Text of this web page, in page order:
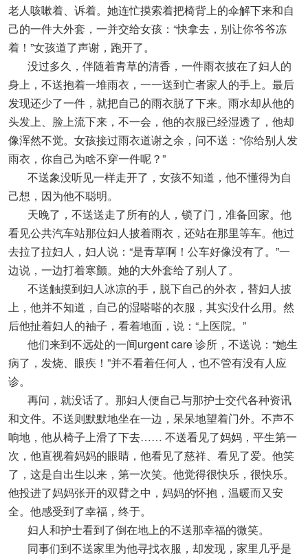
老人咳嗽着、诉着。她连忙摸索着把椅背上的伞解下来和自
己的一件大外套，一并交给女孩：“快拿去，别让你爷爷冻
着！”女孩道了声谢，跑开了。
没过多久，伴随着青草的清香，一件雨衣披在了妇人的
身上，不送抱着一堆雨衣，一一送到亡者家人的手上。最后
发现还少了一件，就把自己的雨衣脱了下来。雨水却从他的
头发上、脸上流下来，不一会，他的衣服已经湿透了，他却
像浑然不觉。女孩接过雨衣道谢之余，问不送：“你给别人发
雨衣，你自己为啥不穿一件呢？”
不送象没听见一样走开了，女孩不知道，他不懂得为自
己想，因为他不聪明。
天晚了，不送送走了所有的人，锁了门，准备回家。他
看见公共汽车站那位妇人披着雨衣，还站在那里等车。他过
去拉了拉妇人，妇人说：“是青草啊！公车好像没有了。”一
边说，一边打着寒颤。她的大外套给了别人了。
不送触摸到妇人冰凉的手，脱下自己的外衣，替妇人披
上，他并不知道，自己的湿嗒嗒的衣服，其实没什么用。然
后他扯着妇人的袖子，看着地面，说：“上医院。”
他们来到不远处的一间urgent care 诊所，不送说：“她生
病了，发烧、眼疾！”并不看着任何人，也不管有没有人应
诊。
再问，就没话了。那妇人便自己与那护士交代各种资讯
和文件。不送则默默地坐在一边，呆呆地望着门外。不声不
响地，他从椅子上滑了下去…… 不送看见了妈妈，平生第一
次，他直视着妈妈的眼睛，他看见了慈祥、看见了爱。他笑
了，这是自出生以来，第一次笑。他觉得很快乐，很快乐。
他投进了妈妈张开的双臂之中，妈妈的怀抱，温暖而又安
全。他感受到了幸福，终于。
妇人和护士看到了倒在地上的不送那幸福的微笑。
同事们到不送家里为他寻找衣服，却发现，家里几乎是